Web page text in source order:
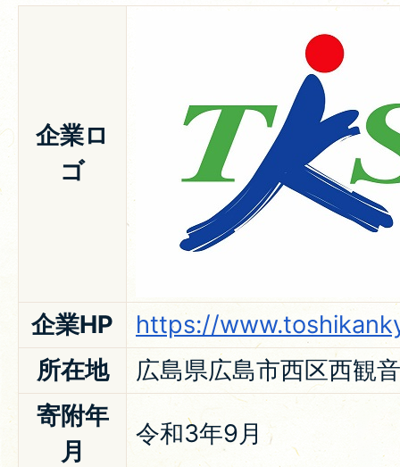
企業ロ
ゴ
企業HP
https://
所在地
広島県広島市西区西観
寄附年
月
令和3年9月